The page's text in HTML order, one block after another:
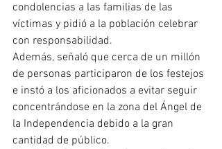
condolencias a las familias de las
víctimas y pidió a la población celebrar
con responsabilidad.
Además, señaló que cerca de un millón
de personas participaron de los festejos
e instó a los aficionados a evitar seguir
concentrándose en la zona del Ángel de
la Independencia debido a la gran
cantidad de público.